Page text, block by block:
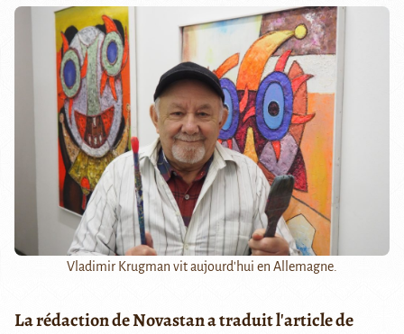
Vladimir Krugman vit aujourd'hui en Allemagne.
La rédaction de Novastan a traduit l'article de